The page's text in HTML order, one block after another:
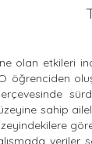
olan etkileri
öğrenciden
sahip